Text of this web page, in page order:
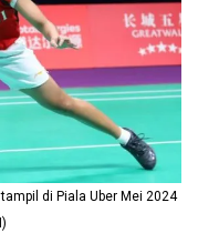
di Piala Uber Mei 2024